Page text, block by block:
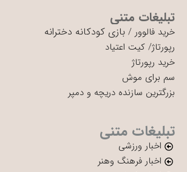
تبلیغات متنی
خرید فالوور / بازی کودکانه دخترانه
رپورتاژ/ کیت اعتیاد
خرید رپورتاژ
سم برای موش
بزرگترین سازنده دریچه و دمپر
تبلیغات متنی
اخبار ورزشی
اخبار فرهنگ وهنر